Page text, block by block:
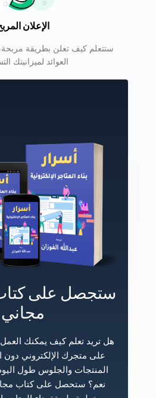
الإعلان
ستتعلم كيف تعلن بطريقة
العوائد لميزانيتك
ستجصل على
مجاني
على متجرك الإلكتروني دون
المنتجات والجلوس طول
نعم؟ ستحصل على كتاب